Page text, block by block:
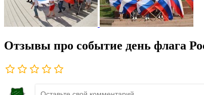
Отзывы про событие день флага